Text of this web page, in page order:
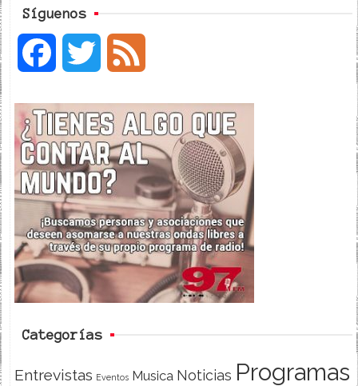
Síguenos
c
e
b
o
o
i
t
t
e
e
d
Categorías
Entrevistas Eventos Musica Noticias Programas